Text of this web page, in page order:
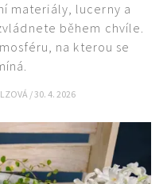
materiály, lucerny a
během chvíle.
na kterou se
/30. 4. 2026